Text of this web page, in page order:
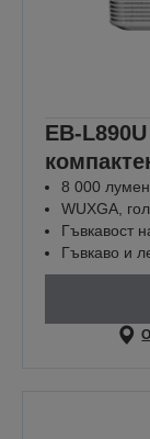
EB-
8 000
WUXGA,
Гъвкавост
Гъвкаво и